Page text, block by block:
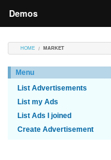
Demos
Market
Contributors
HOME MARKET
Menu
List Advertisements
List my Ads
List Ads I joined
Create Advertisement